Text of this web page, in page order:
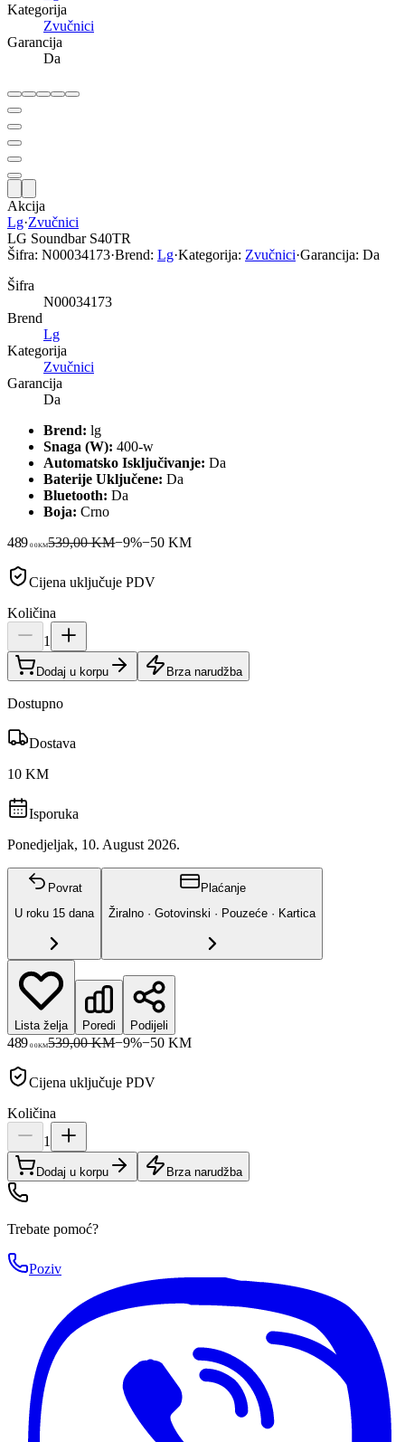
Kategorija
Zvučnici
Garancija
Da
Akcija
Lg·Zvučnici
LG Soundbar S40TR
Šifra: N00034173·Brend: Lg·Kategorija: Zvučnici·Garancija: Da
Šifra
N00034173
Brend
Lg
Kategorija
Zvučnici
Garancija
Da
Brend: lg
Snaga (W): 400-w
Automatsko Isključivanje: Da
Baterije Uključene: Da
Bluetooth: Da
Boja: Crno
489 00KM539,00 KM−9%−50 KM
Cijena uključuje PDV
Količina
1
Dodaj u korpu Brza narudžba
Dostupno
Dostava
10 KM
Isporuka
Ponedjeljak, 10. August 2026.
Povrat
U roku 15 dana
Plaćanje
Žiralno · Gotovinski · Pouzeće · Kartica
Lista želja Poredi Podijeli
489 00KM539,00 KM−9%−50 KM
Cijena uključuje PDV
Količina
1
Dodaj u korpu Brza narudžba
Trebate pomoć?
Poziv